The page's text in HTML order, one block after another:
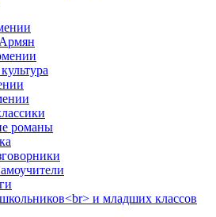
романы
и младших классов